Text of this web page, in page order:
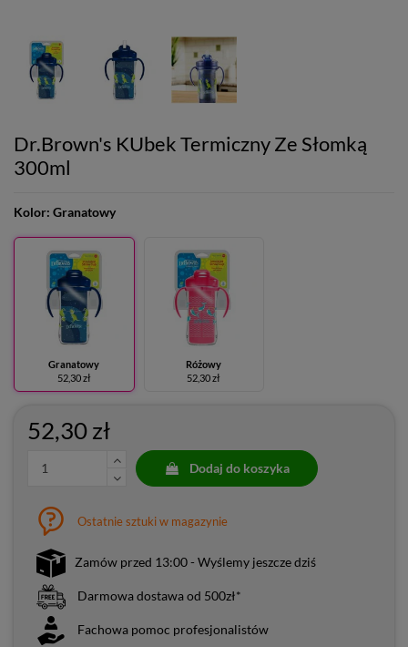
Dr.Brown's KUbek Termiczny Ze Słomką
300ml
Kolor: Granatowy
Granatowy
52,30 zł
Różowy
52,30 zł
52,30 zł
Dodaj do koszyka
Ostatnie sztuki w magazynie
Zamów przed 13:00 - Wyślemy jeszcze dziś
Darmowa dostawa od 500zł*
Fachowa pomoc profesjonalistów